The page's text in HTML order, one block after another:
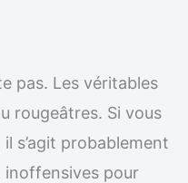
pas. Les véritables
rougeâtres. Si vous
s’agit probablement
inoffensives pour